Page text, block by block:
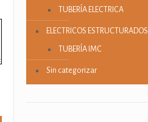
TUBERÍA ELECTRICA
ELECTRICOS ESTRUCTURADOS
TUBERÍA IMC
Sin categorizar